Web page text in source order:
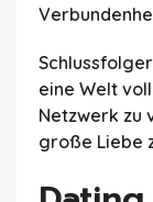
eine Welt
Netzwerk zu
große Liebe